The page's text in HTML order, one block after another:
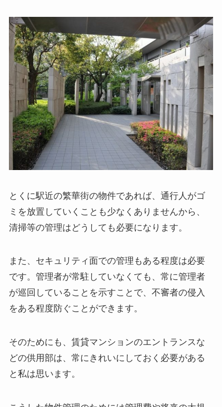
とくに駅近の繁華街の物件であれば、通行人がゴ
ミを放置していくことも少なくありませんから、
清掃等の管理はどうしても必要になります。
また、セキュリティ面での管理もある程度は必要
です。管理者が常駐していなくても、常に管理者
が巡回していることを示すことで、不審者の侵入
をある程度防ぐことができます。
そのためにも、賃貸マンションのエントランスな
どの供用部は、常にきれいにしておく必要がある
と私は思います。